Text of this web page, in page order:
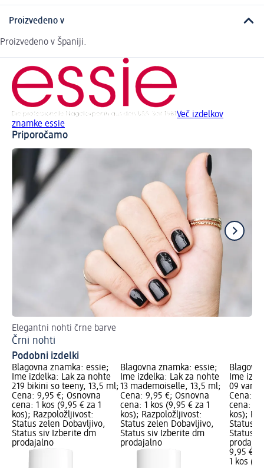
Proizvedeno v
Proizvedeno v Španiji.
Več izdelkov
znamke essie
Priporočamo
Elegantni nohti črne barve
Črni nohti
Podobni izdelki
Blagovna znamka: essie;
Ime izdelka: Lak za nohte
219 bikini so teeny, 13,5 ml;
Cena: 9,95 €; Osnovna
cena: 1 kos (9,95 € za 1
kos); Razpoložljivost:
Status zelen Dobavljivo,
Status siv Izberite dm
prodajalno
Blagovna znamka: essie;
Ime izdelka: Lak za nohte
13 mademoiselle, 13,5 ml;
Cena: 9,95 €; Osnovna
cena: 1 kos (9,95 € za 1
kos); Razpoložljivost:
Status zelen Dobavljivo,
Status siv Izberite dm
prodajalno
Ime
09
Cena:
cena: 1
kos);
Status
Status
9,95 €
1 kos